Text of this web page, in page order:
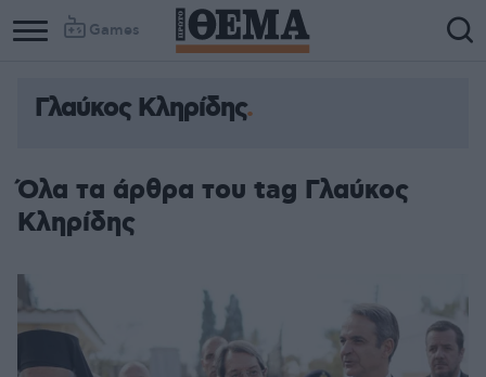
Games
Γλαύκος Κληρίδης
Όλα τα άρθρα του tag Γλαύκος
Κληρίδης